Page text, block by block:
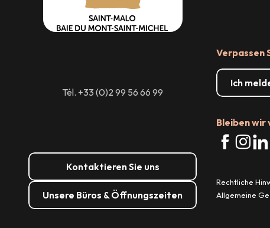
Tél. +33 (0)2 99 56 66 99
Kontaktieren Sie uns
Unsere Büros & Öffnungszeiten
Verpassen
Ich
Bleiben wir
Rechtliche
Allgemeine